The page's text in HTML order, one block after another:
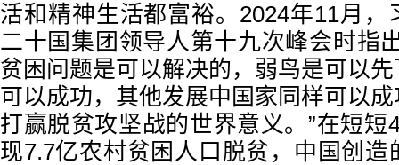
活和精神生活都富裕。2024年11月，
二十国集团领导人第十九次峰会时指
贫困问题是可以解决的，弱鸟是可以
可以成功，其他发展中国家同样可以
打赢脱贫攻坚战的世界意义。”在短短
现7.7亿农村贫困人口脱贫，中国创造